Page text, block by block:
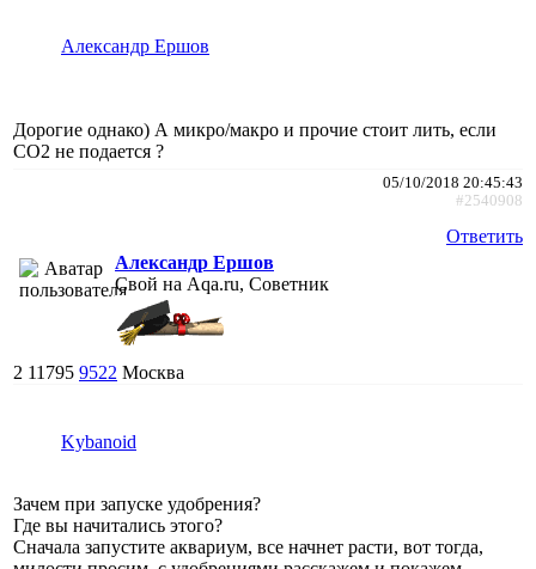
Александр Ершов
Дорогие однако) А микро/макро и прочие стоит лить, если
СО2 не подается ?
05/10/2018 20:45:43
#2540908
Ответить
Александр Ершов
Свой на Aqa.ru, Советник
2 11795 9522 Москва
Kybanoid
Зачем при запуске удобрения?
Где вы начитались этого?
Сначала запустите аквариум, все начнет расти, вот тогда,